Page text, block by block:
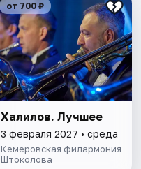
от 700 ₽
Халилов. Лучшее
3 февраля 2027 • среда
Кемеровская филармония
Штоколова